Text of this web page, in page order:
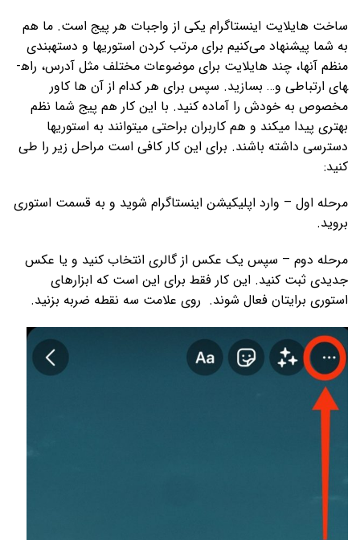
ساخت هایلایت اینستاگرام یکی از واجبات هر پیج است. ما هم
به شما پیشنهاد می‌کنیم برای مرتب کردن استوری­ها و دسته­بندی
منظم آنها، چند هایلایت برای موضوعات مختلف مثل آدرس، راه­
های ارتباطی و… بسازید. سپس برای هر کدام از آن ها کاور
مخصوص به خودش را آماده کنید. با این کار هم پیج شما نظم
بهتری پیدا می­کند و هم کاربران براحتی می­توانند به استوری­ها
دسترسی داشته باشند. برای این کار کافی است مراحل زیر را طی
کنید:
مرحله اول – وارد اپلیکیشن اینستاگرام شوید و به قسمت استوری
بروید.
مرحله دوم – سپس یک عکس از گالری انتخاب کنید و یا عکس
جدیدی ثبت کنید. این کار فقط برای این است که ابزارهای
استوری برایتان فعال شوند. روی علامت سه نقطه ضربه بزنید.